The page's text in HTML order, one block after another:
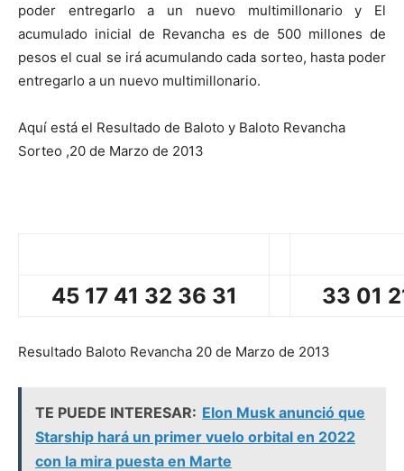
poder entregarlo a un nuevo multimillonario y El
acumulado inicial de Revancha es de 500 millones de
pesos el cual se irá acumulando cada sorteo, hasta poder
entregarlo a un nuevo multimillonario.
Aquí está el Resultado de Baloto y Baloto Revancha
Sorteo ,20 de Marzo de 2013
45 17 41 32 36 31 33 01
Resultado Baloto Revancha 20 de Marzo de 2013
TE PUEDE INTERESAR: Elon Musk anunció que
Starship hará un primer vuelo orbital en 2022
con la mira puesta en Marte